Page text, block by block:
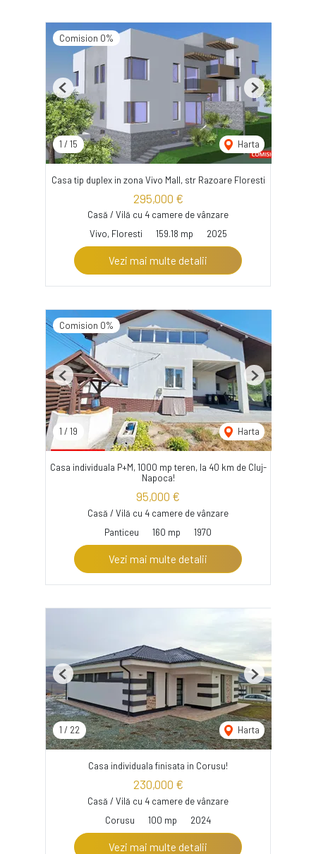
Comision 0%
1 / 15 Harta
Previous Next
Casa tip duplex in zona Vivo Mall, str Razoare Floresti
295,000 €
Casă / Vilă cu 4 camere de vânzare
Vivo, Floresti
159.18 mp 2025
Vezi mai multe detalii
Comision 0%
1 / 19 Harta
Previous Next
Casa individuala P+M, 1000 mp teren, la 40 km de Cluj-
Napoca!
95,000 €
Casă / Vilă cu 4 camere de vânzare
Panticeu
160 mp 1970
Vezi mai multe detalii
1 / 22 Harta
Previous Next
Casa individuala finisata in Corusu!
230,000 €
Casă / Vilă cu 4 camere de vânzare
Corusu
100 mp 2024
Vezi mai multe detalii